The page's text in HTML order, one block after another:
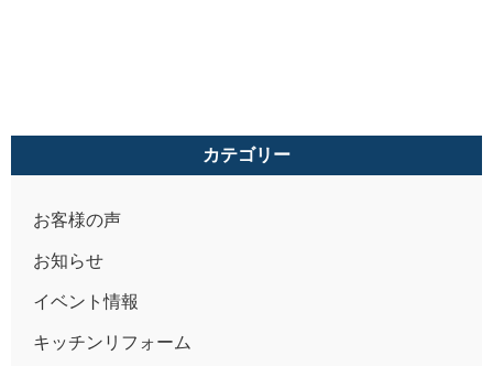
カテゴリー
お客様の声
お知らせ
イベント情報
キッチンリフォーム